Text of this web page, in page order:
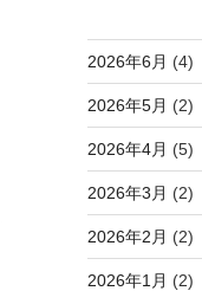
2026年6月 (4)
2026年5月 (2)
2026年4月 (5)
2026年3月 (2)
2026年2月 (2)
2026年1月 (2)